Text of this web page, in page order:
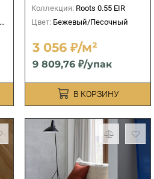
Коллекция: Roots 0.55 EIR
Цвет: Бежевый/Песочный
3 056 ₽/м²
9 809,76 ₽/упак
В КОРЗИНУ